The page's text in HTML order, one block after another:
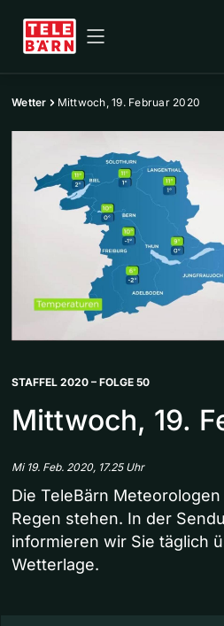
Wetter Mittwoch, 19. Februar 2020
STAFFEL 2020 – FOLGE 50
Mittwoch, 19.
Mi 19. Feb. 2020, 17.25 Uhr
Die TeleBärn
Regen stehen. In der
informieren wir Sie täglich
Wetterlage.